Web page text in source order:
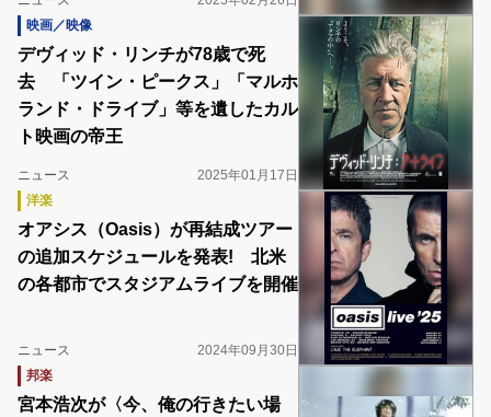
映画／映像
デヴィッド・リンチが78歳で死
去 「ツイン・ピークス」「マルホ
ランド・ドライブ」等を遺したカル
ト映画の帝王
ニュース
2025年01月17日
洋楽
オアシス（Oasis）が再結成ツアー
の追加スケジュールを発表! 北米
の各都市でスタジアムライブを開催
ニュース
2024年09月30日
邦楽
宮本浩次が〈今、俺の行きたい場